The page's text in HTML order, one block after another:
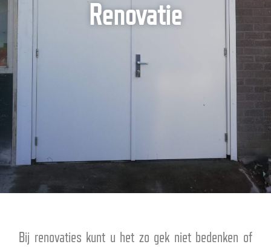
Renovatie
Bij renovaties kunt u het zo gek niet bedenken of